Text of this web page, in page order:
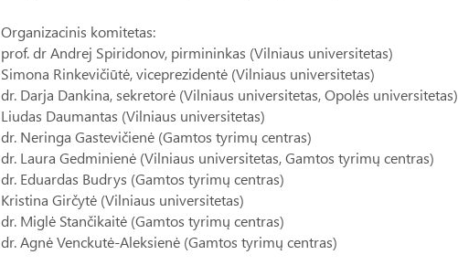
Organizacinis komitetas:
prof. dr Andrej Spiridonov, pirmininkas (Vilniaus universitetas)
Simona Rinkevičiūtė, viceprezidentė (Vilniaus universitetas)
dr. Darja Dankina, sekretorė (Vilniaus universitetas, Opolės universitetas)
Liudas Daumantas (Vilniaus universitetas)
dr. Neringa Gastevičienė (Gamtos tyrimų centras)
dr. Laura Gedminienė (Vilniaus universitetas, Gamtos tyrimų centras)
dr. Eduardas Budrys (Gamtos tyrimų centras)
Kristina Girčytė (Vilniaus universitetas)
dr. Miglė Stančikaitė (Gamtos tyrimų centras)
dr. Agnė Venckutė-Aleksienė (Gamtos tyrimų centras)